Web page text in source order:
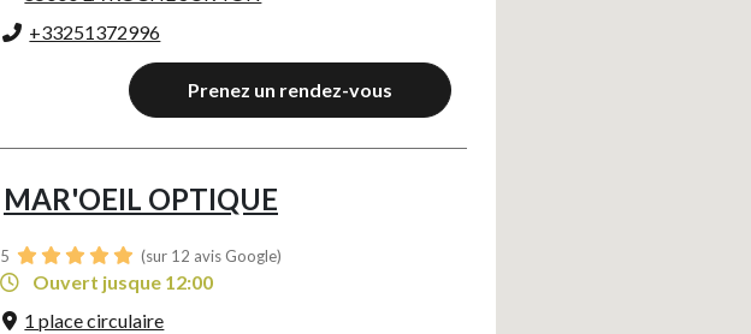
+33251372996
Prenez un rendez-vous
MAR'OEIL OPTIQUE
5 (sur 12 avis Google)
Ouvert jusque 12:00
1 place circulaire
Annonces avant, entre ou après une vidéo YouTube
Facebook
Partage sur le réseau Facebook
Hotjar
Hotjar est un outil qui permet d'analyser le comportement des
Piano Analytics
collecte des données relatives aux visites de l'utilisateur sur le site